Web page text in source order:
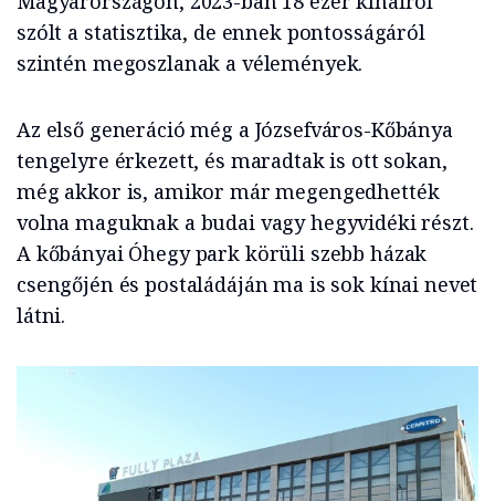
szólt a statisztika, de ennek pontosságáról
szintén megoszlanak a vélemények.
Az első generáció még a Józsefváros-Kőbánya
tengelyre érkezett, és maradtak is ott sokan,
még akkor is, amikor már megengedhették
volna maguknak a budai vagy hegyvidéki részt.
A kőbányai Óhegy park körüli szebb házak
csengőjén és postaládáján ma is sok kínai nevet
látni.